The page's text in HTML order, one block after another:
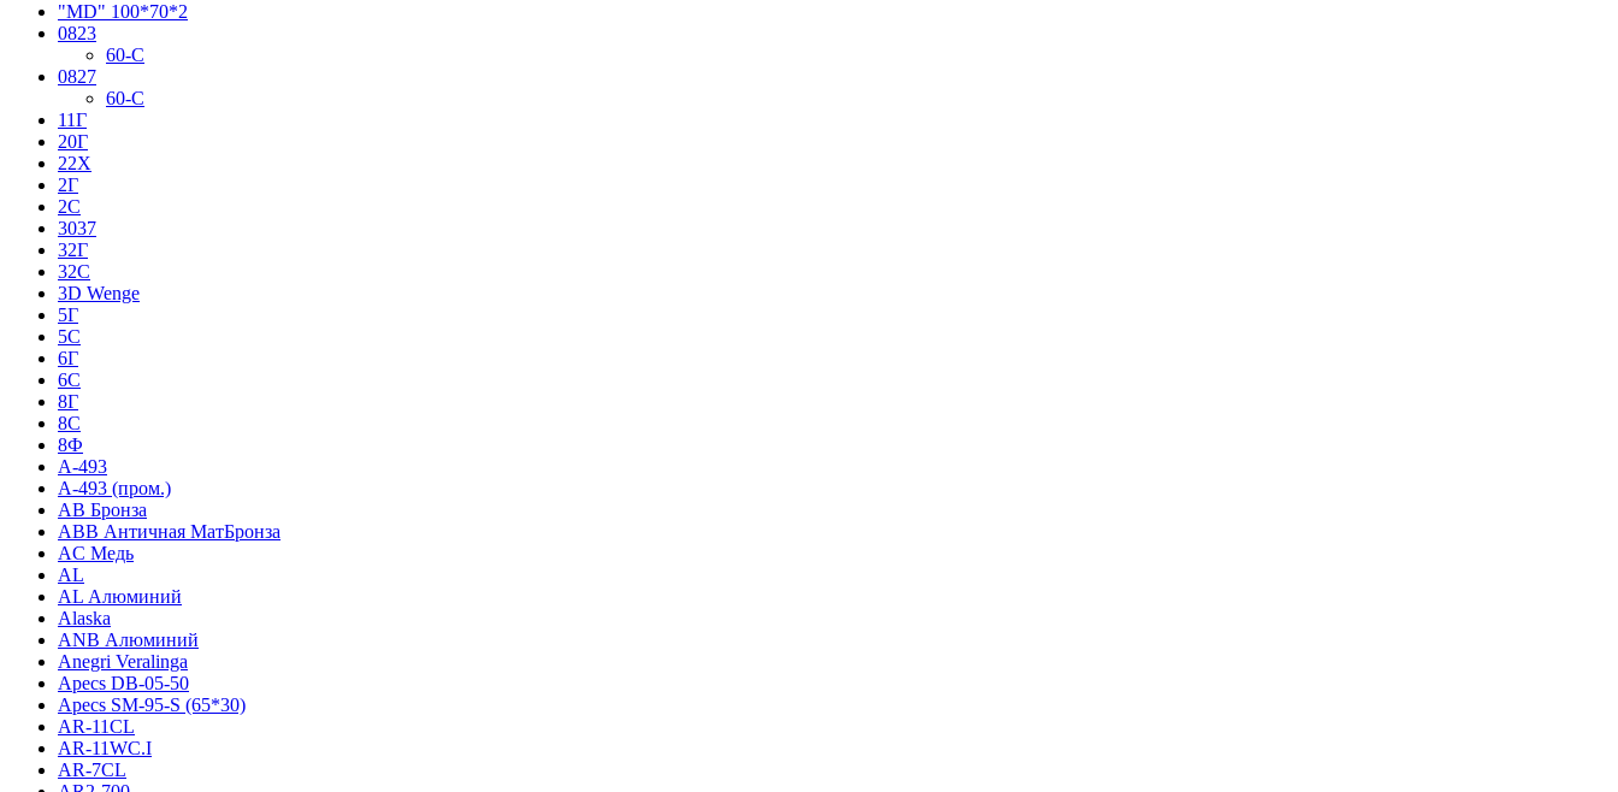
"MD" 100*70*2
0823
60-C
0827
60-C
11Г
20Г
22Х
2Г
2С
3037
32Г
32С
3D Wenge
5Г
5С
6Г
6С
8Г
8С
8Ф
A-493
A-493 (пром.)
AB Бронза
ABB Античная МатБронза
AC Медь
AL
AL Алюминий
Alaska
ANB Алюминий
Anegri Veralinga
Apecs DB-05-50
Apecs SM-95-S (65*30)
AR-11CL
AR-11WC.I
AR-7CL